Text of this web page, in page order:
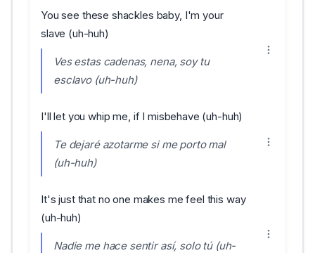
You see these shackles baby, I'm your
slave (uh-huh)
Ves estas cadenas, nena, soy tu
esclavo (uh-huh)
I'll let you whip me, if I misbehave (uh-huh)
Te dejaré azotarme si me porto mal
(uh-huh)
It's just that no one makes me feel this way
(uh-huh)
Nadie me hace sentir así, solo tú (uh-